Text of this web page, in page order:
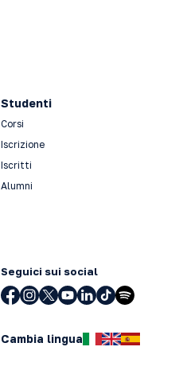
Studenti
Corsi
Iscrizione
Iscritti
Alumni
Seguici sui social
Cambia lingua